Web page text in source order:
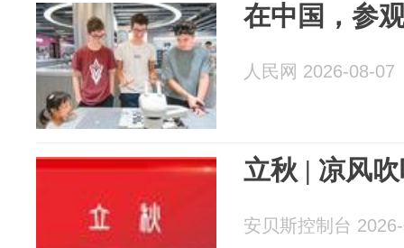
在中国，参
人民网 2026-08-07
立秋 | 凉风
安贝斯控制台